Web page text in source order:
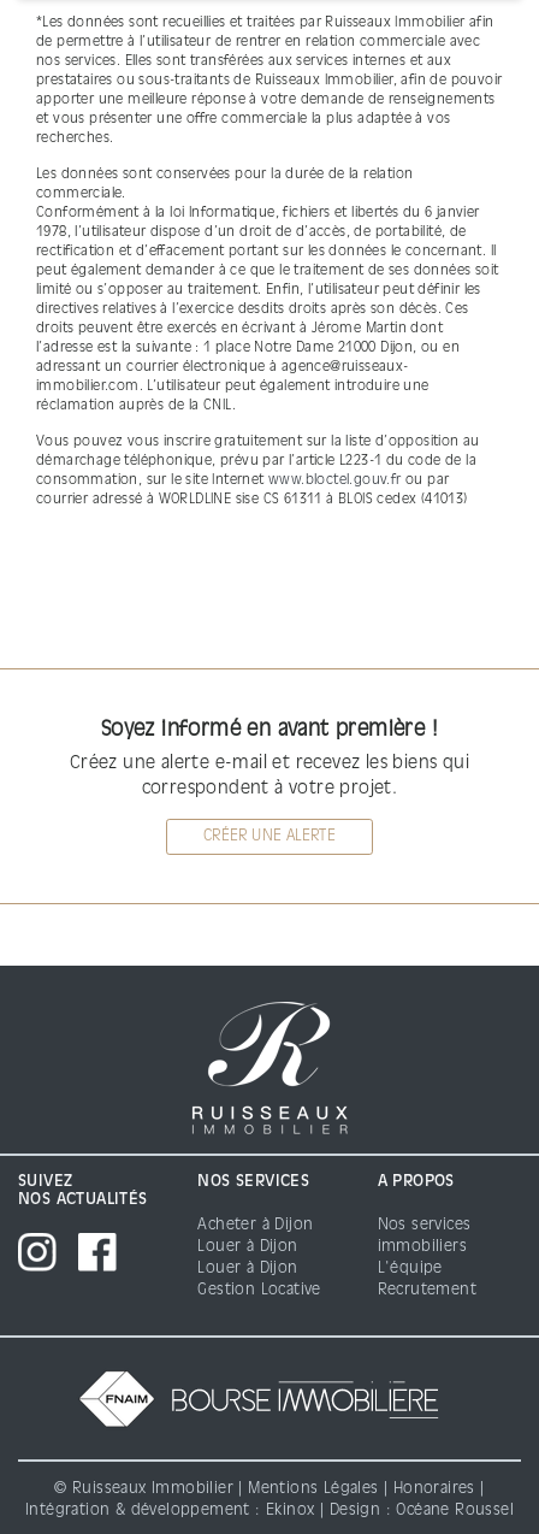
*Les données sont recueillies et traitées par Ruisseaux Immobilier afin
de permettre à l’utilisateur de rentrer en relation commerciale avec
nos services. Elles sont transférées aux services internes et aux
prestataires ou sous-traitants de Ruisseaux Immobilier, afin de pouvoir
apporter une meilleure réponse à votre demande de renseignements
et vous présenter une offre commerciale la plus adaptée à vos
recherches.
Les données sont conservées pour la durée de la relation
commerciale.
Conformément à la loi Informatique, fichiers et libertés du 6 janvier
1978, l’utilisateur dispose d’un droit de d’accès, de portabilité, de
rectification et d’effacement portant sur les données le concernant. Il
peut également demander à ce que le traitement de ses données soit
limité ou s’opposer au traitement. Enfin, l’utilisateur peut définir les
directives relatives à l’exercice desdits droits après son décès. Ces
droits peuvent être exercés en écrivant à Jérome Martin dont
l’adresse est la suivante : 1 place Notre Dame 21000 Dijon, ou en
adressant un courrier électronique à agence@ruisseaux-
immobilier.com. L’utilisateur peut également introduire une
réclamation auprès de la CNIL.
Vous pouvez vous inscrire gratuitement sur la liste d’opposition au
démarchage téléphonique, prévu par l’article L223-1 du code de la
consommation, sur le site Internet www.bloctel.gouv.fr ou par
courrier adressé à WORLDLINE sise CS 61311 à BLOIS cedex (41013)
Soyez informé en avant première !
Créez une alerte e-mail et recevez les biens qui
correspondent à votre projet.
CRÉER UNE ALERTE
SUIVEZ
NOS ACTUALITÉS
NOS SERVICES
Acheter à Dijon
Louer à Dijon
Louer à Dijon
Gestion Locative
A PROPOS
Nos services
immobiliers
L'équipe
Recrutement
© Ruisseaux Immobilier | Mentions Légales Honoraires
Intégration & développement :
Ekinox | Design : Océane Roussel